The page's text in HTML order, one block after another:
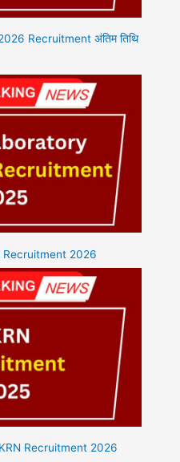
Recruitment अंतिम तिथि
Recruitment 2026
Recruitment 2026